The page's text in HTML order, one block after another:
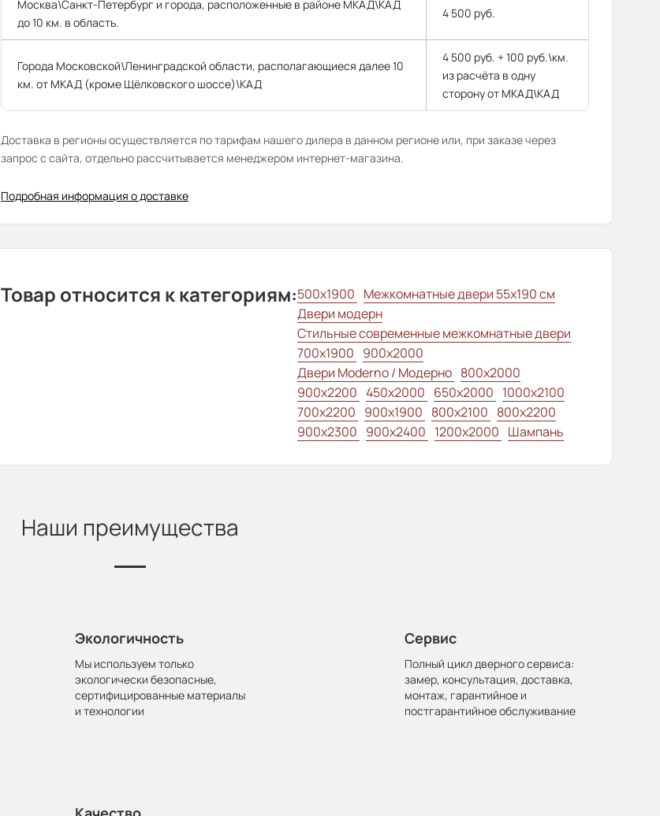
Москва\Санкт-Петербург и города, расположенные в районе МКАД\КАД
до 10 км. в область.
4 500 руб.
Города Московской\Ленинградской области, располагающиеся далее 10
км. от МКАД (кроме Щёлковского шоссе)\КАД
4 500 руб. + 100 руб.\км.
из расчёта в одну
сторону от МКАД\КАД
Доставка в регионы осуществляется по тарифам нашего дилера в данном регионе или, при заказе через
запрос с сайта, отдельно рассчитывается менеджером интернет-магазина.
Подробная информация о доставке
Товар относится к категориям:500x1900 Межкомнатные двери 55х190 см
Двери модерн
Стильные современные межкомнатные двери
700x1900 900x2000
Двери Moderno / Модерно 800x2000
900x2200 450x2000 650x2000 1000x2100
700x2200 900x1900 800x2100 800x2200
900x2300 900x2400 1200x2000 Шампань
Наши преимущества
Экологичность
Мы используем только
экологически безопасные,
сертифицированные материалы
и технологии
Сервис
Полный цикл дверного сервиса:
замер, консультация, доставка,
монтаж, гарантийное и
постгарантийное обслуживание